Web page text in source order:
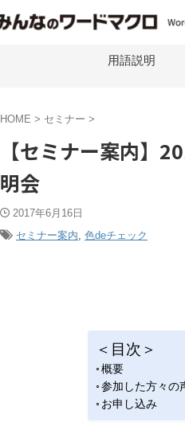
用語説明
HOME > セミナー >
【セミナー案内】
明会
2017年6月16日
セミナー案内, 色deチェック
＜目次＞
概要
参加した方々の
お申し込み